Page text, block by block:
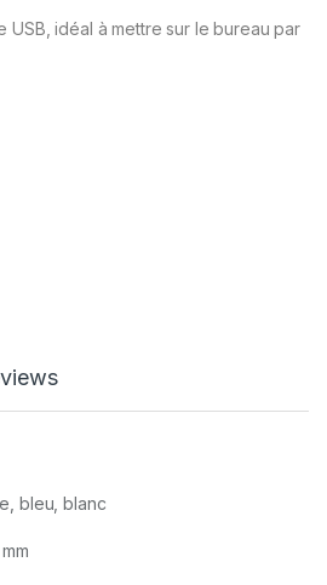
USB, idéal à mettre sur le bureau par
bleu, blanc